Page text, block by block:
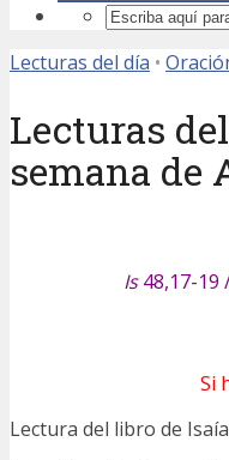
Lecturas del día •
Lecturas
semana de
Is48,17-19
Si
Lectura del libro de